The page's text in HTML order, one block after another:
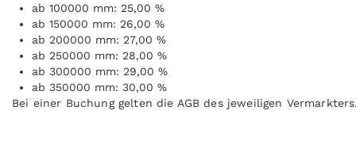
ab 100000 mm: 25,00 %
ab 150000 mm: 26,00 %
ab 200000 mm: 27,00 %
ab 250000 mm: 28,00 %
ab 300000 mm: 29,00 %
ab 350000 mm: 30,00 %
Bei einer Buchung gelten die AGB des jeweiligen